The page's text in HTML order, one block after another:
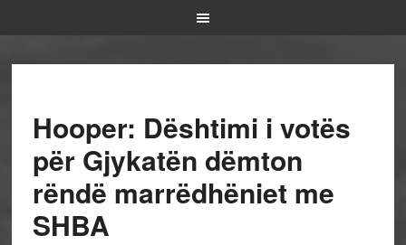
Hooper: Dështimi i votës
për Gjykatën dëmton
rëndë marrëdhëniet me
SHBA